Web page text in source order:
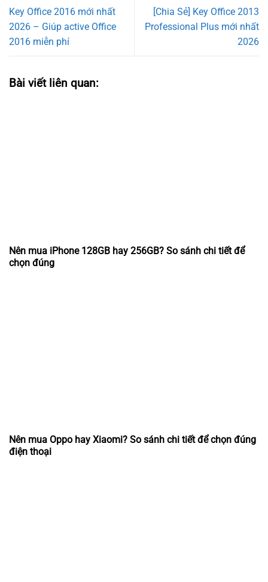
Key Office 2016 mới nhất
2026 – Giúp active Office
2016 miễn phí
[Chia Sẻ] Key Office 2013
Professional Plus mới nhất
2026
Bài viết liên quan:
Nên mua iPhone 128GB hay 256GB? So sánh chi tiết để
chọn đúng
Nên mua Oppo hay Xiaomi? So sánh chi tiết để chọn đúng
điện thoại